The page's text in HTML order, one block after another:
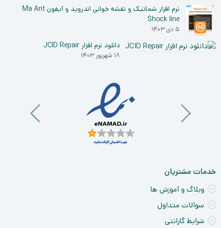
نرم افزار شماتیک و نقشه خوانی اندروید و آیفون Ma Ant
Shock line
۵ دی ۱۴۰۳
دانلود نرم افزار JCID Repair
۱۸ شهریور ۱۴۰۳
خدمات مشتریان
وبلاگ و آموزش ها
سوالات متداول
شرایط گارانتی